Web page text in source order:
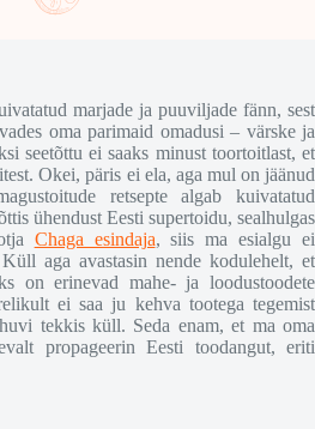
marjade ja puuviljade fänn, sest
oma parimaid omadusi – värske ja
seetõttu ei saaks minust toortoitlast, et
Okei, päris ei ela, aga mul on jäänud
retsepte algab kuivatatud
ühendust Eesti supertoidu, sealhulgas
Chaga esindaja, siis ma esialgu ei
aga avastasin nende kodulehelt, et
on erinevad mahe- ja loodustoodete
ei saa ju kehva tootega tegemist
tekkis küll. Seda enam, et ma oma
propageerin Eesti toodangut, eriti